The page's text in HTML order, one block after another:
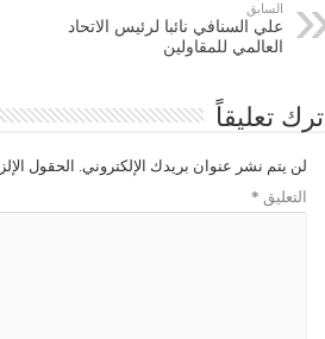
السابق
علي السنافي نائبا لرئيس الاتحاد
العالمي للمقاولين
اترك تعليقاً
لن يتم نشر عنوان بريدك الإلكتروني. الحقول
التعليق *